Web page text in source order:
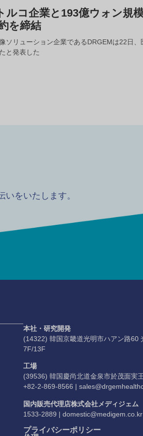
ルコ企業と193億ウォン規
を締結
ソリューション企業であるDRGEMは22日、
と発表した
をいたします。
本社・研究開発
(14322) 韓国京畿道光明市ハアン路60
7F/13F
工場
(39536) 韓国慶尚北道金泉市於茂面実
+82-2-869-8566 |
国内販売代理店株式会社メディジェム
1533-2889 | domestic@medigem.co.kr
プライバシーポリシー